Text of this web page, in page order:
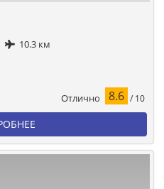
10.3 км
Отлично 8.6 / 10